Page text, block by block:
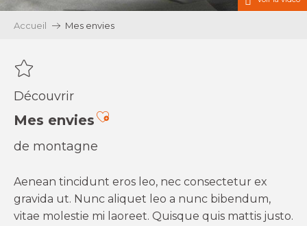
Accueil Mes envies
Découvrir
Mes enviesAjouter aux favoris
de montagne
Aenean tincidunt eros leo, nec consectetur ex
gravida ut. Nunc aliquet leo a nunc bibendum,
vitae molestie mi laoreet. Quisque quis mattis justo.